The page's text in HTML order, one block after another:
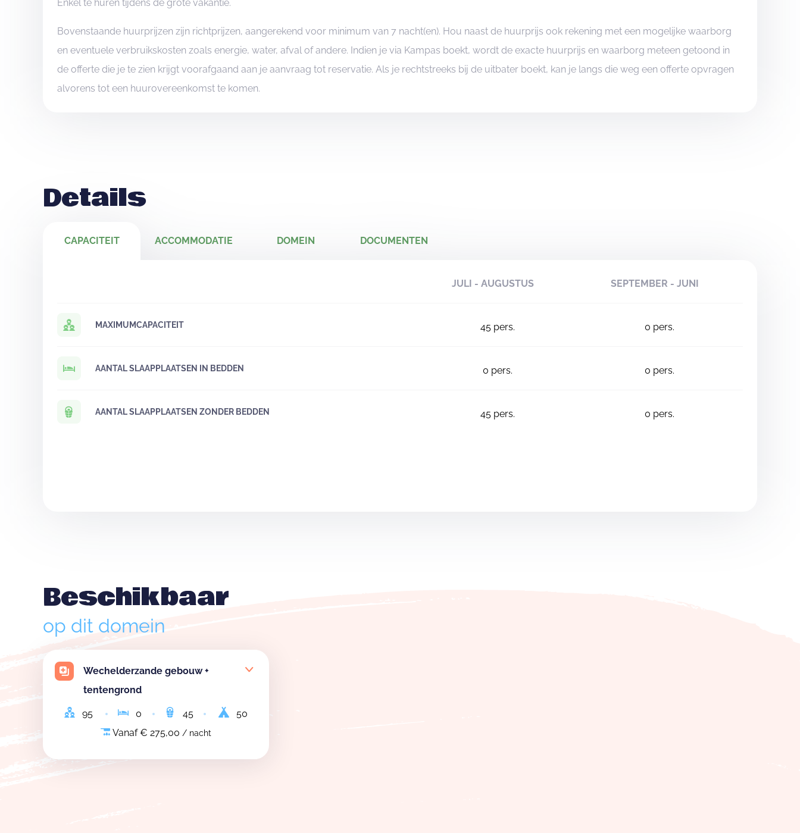
Enkel te huren tijdens de grote vakantie.
Bovenstaande huurprijzen zijn richtprijzen, aangerekend voor minimum van 7 nacht(en). Hou naast de huurprijs ook rekening met een mogelijke waarborg
en eventuele verbruikskosten zoals energie, water, afval of andere. Indien je via Kampas boekt, wordt de exacte huurprijs en waarborg meteen getoond in
de offerte die je te zien krijgt voorafgaand aan je aanvraag tot reservatie. Als je rechtstreeks bij de uitbater boekt, kan je langs die weg een offerte opvragen
alvorens tot een huurovereenkomst te komen.
Details
CAPACITEIT ACCOMMODATIE DOMEIN DOCUMENTEN
JULI - AUGUSTUS SEPTEMBER - JUNI
MAXIMUMCAPACITEIT 45 pers. 0 pers.
AANTAL SLAAPPLAATSEN IN BEDDEN 0 pers. 0 pers.
AANTAL SLAAPPLAATSEN ZONDER BEDDEN 45 pers. 0 pers.
Beschikbaar
op dit domein
Wechelderzande gebouw +
tentengrond
95 0 45
50
Vanaf € 275,00 / nacht